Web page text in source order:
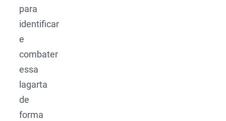
para
identificar
e
combater
essa
lagarta
de
forma